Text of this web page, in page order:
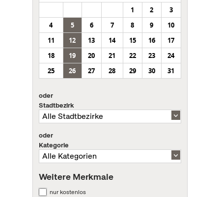
1
2
3
4
5 6 7 8 9
10
11
12 13 14 15 16
17
18
19 20 21 22 23
24
25
26 27 28 29 30 31
oder
Stadtbezirk
oder
Kategorie
Weitere Merkmale
nur kostenlos